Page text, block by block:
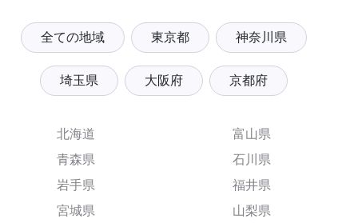
全ての地域 東京都 神奈川県
埼玉県 大阪府 京都府
北海道
青森県
岩手県
宮城県
富山県
石川県
福井県
山梨県